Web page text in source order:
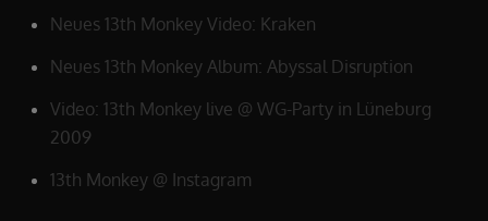
Neues 13th Monkey Video: Kraken
Neues 13th Monkey Album: Abyssal Disruption
Video: 13th Monkey live @ WG-Party in Lüneburg
2009
13th Monkey @ Instagram